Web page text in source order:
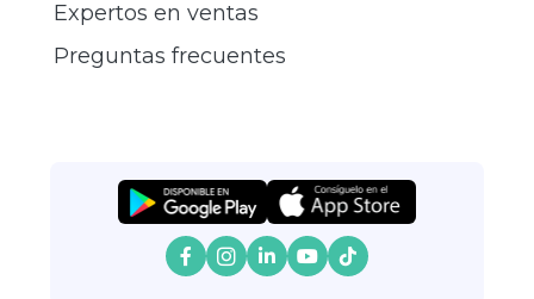
Expertos en ventas
Preguntas frecuentes